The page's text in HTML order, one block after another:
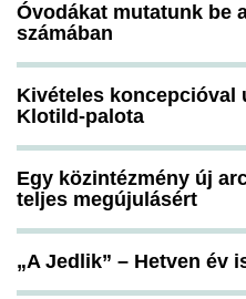
Óvodákat mutatunk be
számában
Kivételes koncepcióval
Klotild-palota
Egy közintézmény új
teljes megújulásért
„A Jedlik” – Hetven év